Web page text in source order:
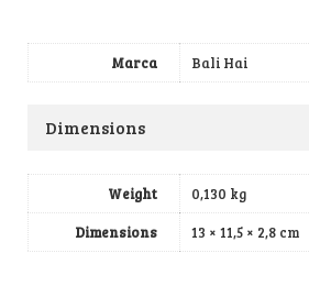
Marca Bali Hai
Dimensions
Weight
0,130 kg
Dimensions
13 × 11,5 × 2,8 cm